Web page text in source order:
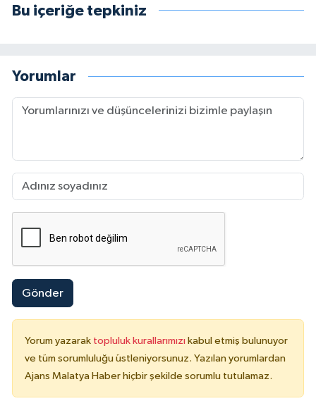
Bu içeriğe tepkiniz
Yorumlar
Gönder
Yorum yazarak topluluk kurallarımızı kabul etmiş bulunuyor
ve tüm sorumluluğu üstleniyorsunuz. Yazılan yorumlardan
Ajans Malatya Haber hiçbir şekilde sorumlu tutulamaz.